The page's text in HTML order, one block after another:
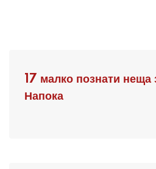
17 малко познати неща
Напока